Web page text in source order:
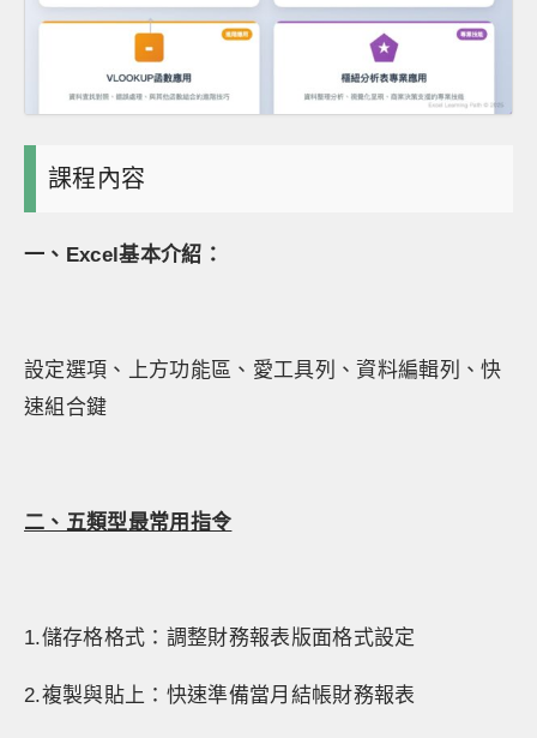
課程內容
一、Excel基本介紹：
設定選項、上方功能區、愛工具列、資料編輯列、快
速組合鍵
二、五類型最常用 指令
1.儲存格格式：調整財務報表版面格式設定
2.複製與貼上：快速準備當月結帳財務報表